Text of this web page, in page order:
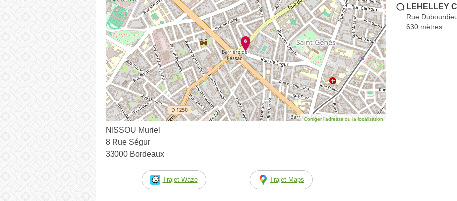
Corriger l’adresse ou la localisation
NISSOU Muriel
8 Rue Ségur
33000 Bordeaux
Trajet Waze Trajet Maps
LEHELLEY
Rue Dubourdieu
630 mètres